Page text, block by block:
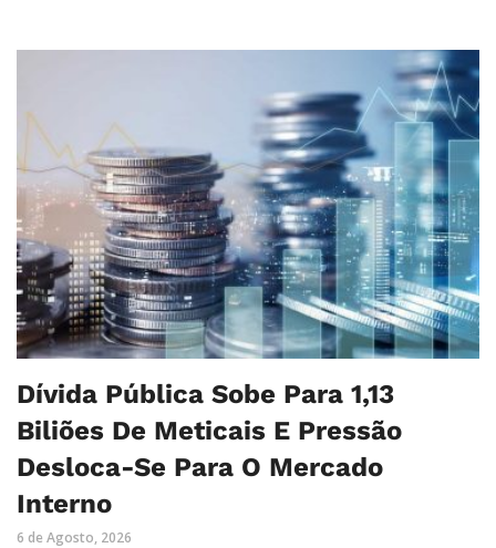
Dívida Pública Sobe Para 1,13
Biliões De Meticais E Pressão
Desloca-Se Para O Mercado
Interno
6 de Agosto, 2026